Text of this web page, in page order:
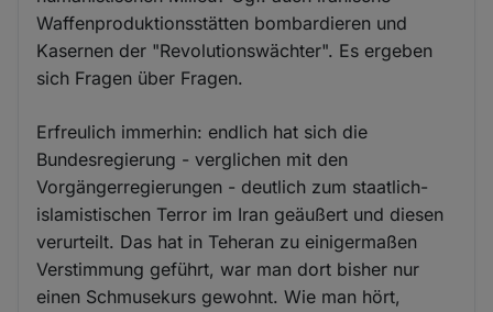
Waffenproduktionsstätten bombardieren und
Kasernen der "Revolutionswächter". Es ergeben
sich Fragen über Fragen.
Erfreulich immerhin: endlich hat sich die
Bundesregierung - verglichen mit den
Vorgängerregierungen - deutlich zum staatlich-
islamistischen Terror im Iran geäußert und diesen
verurteilt. Das hat in Teheran zu einigermaßen
Verstimmung geführt, war man dort bisher nur
einen Schmusekurs gewohnt. Wie man hört,